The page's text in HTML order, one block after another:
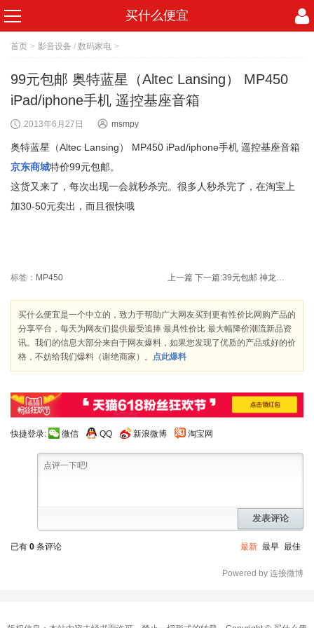
买什么便宜
首页 > 影音设备 / 数码家电 >
99元包邮 奥特蓝星（Altec Lansing） MP450
iPad/iphone手机 遥控基座音箱
2013年6月27日 msmpy
奥特蓝星（Altec Lansing） MP450 iPad/iphone手机 遥控基座音箱
京东商城特价99元包邮。
这货又来了，每次出现一会就秒杀完。很多人秒杀完了，在淘宝上
加30-50元卖出，而且很快哦
标签： MP450 上一篇 下一篇: 39元包邮 神龙（shenlong） MFZ/ABC2 2公斤 传统型干粉灭火器
买什么便宜是一个中立的，致力于帮助广大网友买到更有性价比网购产品的
分享平台，每天为网友们提供最受追捧 最具性价比 最大幅降价潮流新品资
讯。我们的信息大部分来自于网友爆料，如果您发现了优质的产品或好的价
格，不妨给我们爆料（谢绝商家）。 点此爆料
快捷登录: 微信 QQ 新浪微博 淘宝网
发表评论
已有 0 条评论 最新 最早 最佳
Powered by 连接微博